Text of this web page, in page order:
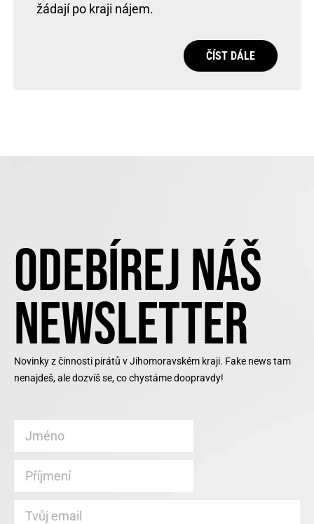
žádají po kraji nájem.
ČÍST DÁLE
ODEBÍREJ NÁŠ
NEWSLETTER
Novinky z činnosti pirátů v Jihomoravském kraji. Fake news tam
nenajdeš, ale dozvíš se, co chystáme doopravdy!